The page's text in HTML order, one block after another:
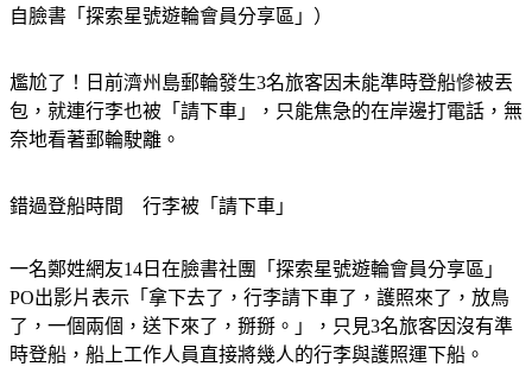
包，就連行李也被「請下車」，只能焦急的在岸邊打電話，無
奈地看著郵輪駛離。
PO出影片表示「拿下去了，行李請下車了，護照來了，放鳥
了，一個兩個，送下來了，掰掰。」，只見3名旅客因沒有準
時登船，船上工作人員直接將幾人的行李與護照運下船。